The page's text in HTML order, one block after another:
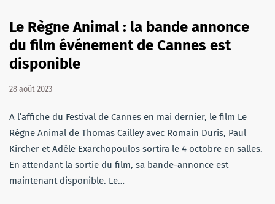
Le Règne Animal : la bande annonce
du film événement de Cannes est
disponible
28 août 2023
A l’affiche du Festival de Cannes en mai dernier, le film Le
Règne Animal de Thomas Cailley avec Romain Duris, Paul
Kircher et Adèle Exarchopoulos sortira le 4 octobre en salles.
En attendant la sortie du film, sa bande-annonce est
maintenant disponible. Le…